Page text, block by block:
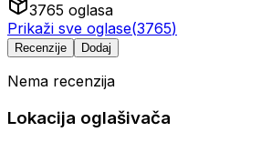
3765 oglasa
Prikaži sve oglase(3765)
Recenzije Dodaj
Nema recenzija
Lokacija oglašivača